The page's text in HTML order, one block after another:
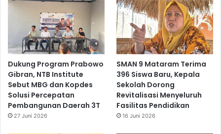
Dukung Program Prabowo
Gibran, NTB Institute
Sebut MBG dan Kopdes
Solusi Percepatan
Pembangunan Daerah 3T
27 Juni 2026
SMAN 9 Mataram Terima
396 Siswa Baru, Kepala
Sekolah Dorong
Revitalisasi Menyeluruh
Fasilitas Pendidikan
16 Juni 2026